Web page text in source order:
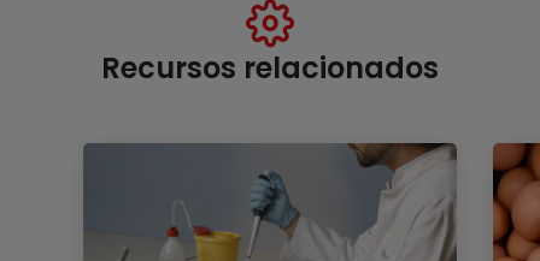
Recursos relacionados